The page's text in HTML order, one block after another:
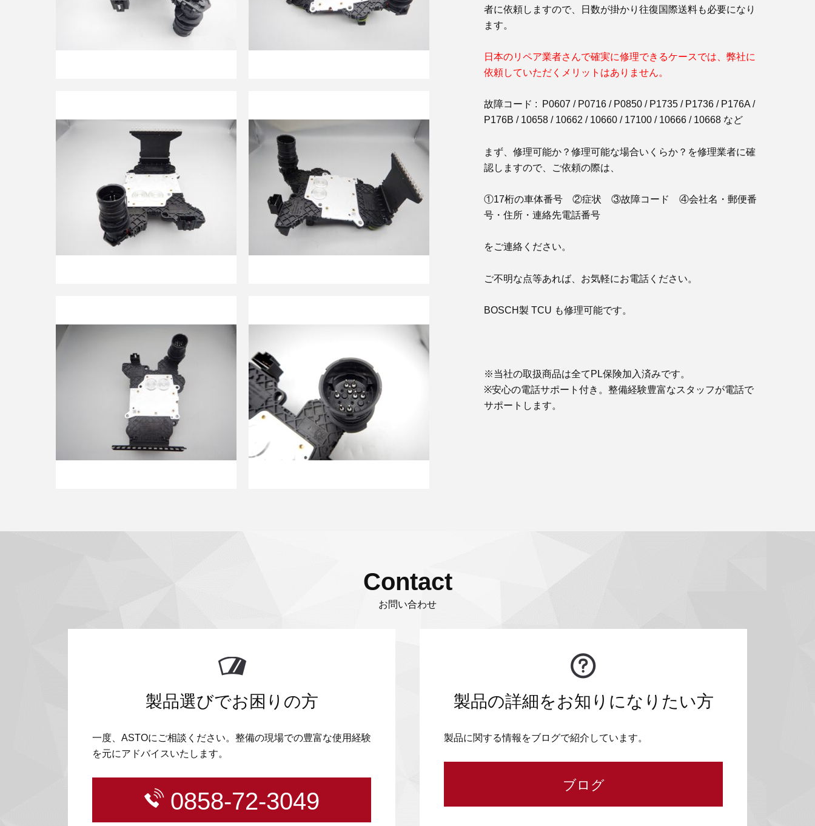
者に依頼しますので、日数が掛かり往復国際送料も必要になり
ます。
日本のリペア業者さんで確実に修理できるケースでは、弊社に
依頼していただくメリットはありません。
故障コード : P0607 / P0716 / P0850 / P1735 / P1736 / P176A /
P176B / 10658 / 10662 / 10660 / 17100 / 10666 / 10668 など
まず、修理可能か？修理可能な場合いくらか？を修理業者に確
認しますので、ご依頼の際は、
①17桁の車体番号 ②症状 ③故障コード ④会社名・郵便番
号・住所・連絡先電話番号
をご連絡ください。
ご不明な点等あれば、お気軽にお電話ください。
BOSCH製 TCU も修理可能です。
※当社の取扱商品は全てPL保険加入済みです。
※安心の電話サポート付き。整備経験豊富なスタッフが電話で
サポートします。
Contact
お問い合わせ
製品選びでお困りの方
一度、ASTOにご相談ください。整備の現場での豊富な使用経験
を元にアドバイスいたします。
0858-72-3049
製品の詳細をお知りになりたい方
製品に関する情報をブログで紹介しています。
ブログ